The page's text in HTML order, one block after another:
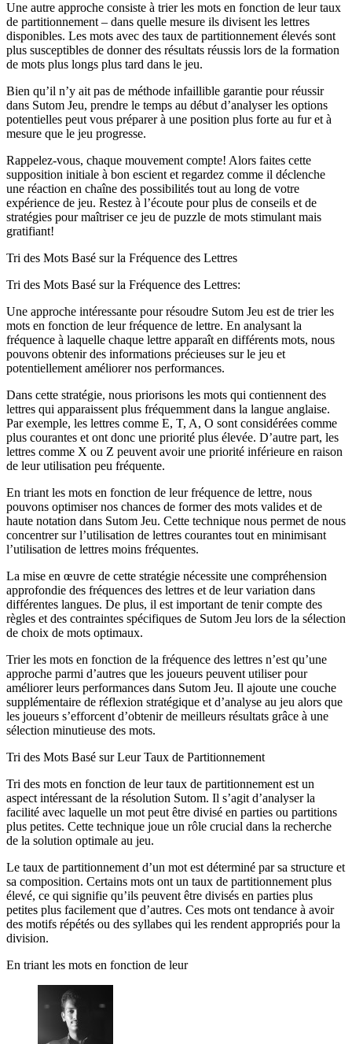
Une autre approche consiste à trier les mots en fonction de leur taux
de partitionnement – dans quelle mesure ils divisent les lettres
disponibles. Les mots avec des taux de partitionnement élevés sont
plus susceptibles de donner des résultats réussis lors de la formation
de mots plus longs plus tard dans le jeu.
Bien qu’il n’y ait pas de méthode infaillible garantie pour réussir
dans Sutom Jeu, prendre le temps au début d’analyser les options
potentielles peut vous préparer à une position plus forte au fur et à
mesure que le jeu progresse.
Rappelez-vous, chaque mouvement compte! Alors faites cette
supposition initiale à bon escient et regardez comme il déclenche
une réaction en chaîne des possibilités tout au long de votre
expérience de jeu. Restez à l’écoute pour plus de conseils et de
stratégies pour maîtriser ce jeu de puzzle de mots stimulant mais
gratifiant!
Tri des Mots Basé sur la Fréquence des Lettres
Tri des Mots Basé sur la Fréquence des Lettres:
Une approche intéressante pour résoudre Sutom Jeu est de trier les
mots en fonction de leur fréquence de lettre. En analysant la
fréquence à laquelle chaque lettre apparaît en différents mots, nous
pouvons obtenir des informations précieuses sur le jeu et
potentiellement améliorer nos performances.
Dans cette stratégie, nous priorisons les mots qui contiennent des
lettres qui apparaissent plus fréquemment dans la langue anglaise.
Par exemple, les lettres comme E, T, A, O sont considérées comme
plus courantes et ont donc une priorité plus élevée. D’autre part, les
lettres comme X ou Z peuvent avoir une priorité inférieure en raison
de leur utilisation peu fréquente.
En triant les mots en fonction de leur fréquence de lettre, nous
pouvons optimiser nos chances de former des mots valides et de
haute notation dans Sutom Jeu. Cette technique nous permet de nous
concentrer sur l’utilisation de lettres courantes tout en minimisant
l’utilisation de lettres moins fréquentes.
La mise en œuvre de cette stratégie nécessite une compréhension
approfondie des fréquences des lettres et de leur variation dans
différentes langues. De plus, il est important de tenir compte des
règles et des contraintes spécifiques de Sutom Jeu lors de la sélection
de choix de mots optimaux.
Trier les mots en fonction de la fréquence des lettres n’est qu’une
approche parmi d’autres que les joueurs peuvent utiliser pour
améliorer leurs performances dans Sutom Jeu. Il ajoute une couche
supplémentaire de réflexion stratégique et d’analyse au jeu alors que
les joueurs s’efforcent d’obtenir de meilleurs résultats grâce à une
sélection minutieuse des mots.
Tri des Mots Basé sur Leur Taux de Partitionnement
Tri des mots en fonction de leur taux de partitionnement est un
aspect intéressant de la résolution Sutom. Il s’agit d’analyser la
facilité avec laquelle un mot peut être divisé en parties ou partitions
plus petites. Cette technique joue un rôle crucial dans la recherche
de la solution optimale au jeu.
Le taux de partitionnement d’un mot est déterminé par sa structure et
sa composition. Certains mots ont un taux de partitionnement plus
élevé, ce qui signifie qu’ils peuvent être divisés en parties plus
petites plus facilement que d’autres. Ces mots ont tendance à avoir
des motifs répétés ou des syllabes qui les rendent appropriés pour la
division.
En triant les mots en fonction de leur